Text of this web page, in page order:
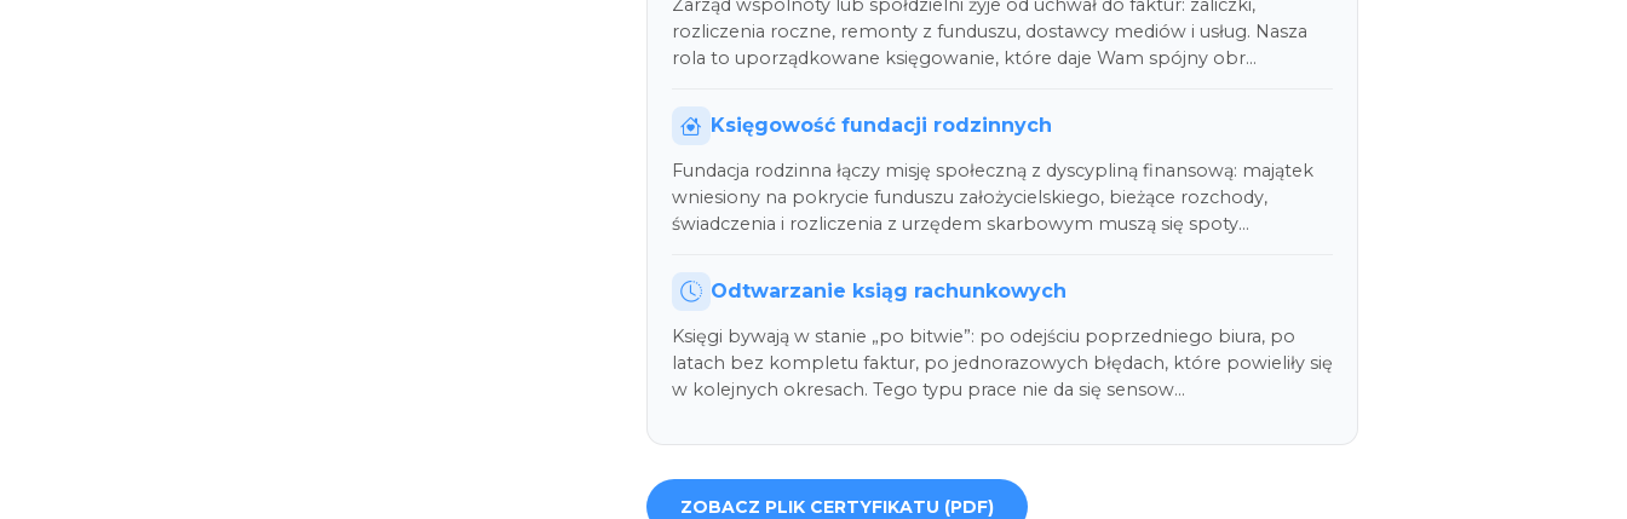
Zarząd wspólnoty lub spółdzielni żyje od uchwał do faktur: zaliczki,
rozliczenia roczne, remonty z funduszu, dostawcy mediów i usług. Nasza
rola to uporządkowane księgowanie, które daje Wam spójny obr…
Księgowość fundacji rodzinnych
Fundacja rodzinna łączy misję społeczną z dyscypliną finansową: majątek
wniesiony na pokrycie funduszu założycielskiego, bieżące rozchody,
świadczenia i rozliczenia z urzędem skarbowym muszą się spoty…
Odtwarzanie ksiąg rachunkowych
Księgi bywają w stanie „po bitwie”: po odejściu poprzedniego biura, po
latach bez kompletu faktur, po jednorazowych błędach, które powieliły się
w kolejnych okresach. Tego typu prace nie da się sensow…
ZOBACZ PLIK CERTYFIKATU (PDF)